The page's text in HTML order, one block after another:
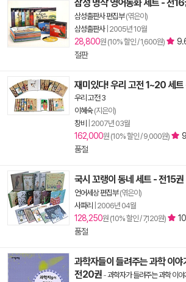
삼성 명작 영어동화 세트 - 전
삼성출판사 편집부(엮은이)
삼성출판사| 2005년 10월
28,800원 (10% 할인 / 1,600원)
절판
재미있다! 우리 고전 1~20 세
우리 고전 3
이혜숙(지은이)
창비
2007년 03월
162,000원 (10% 할인 / 9,000원)
품절
국시 꼬랭이 동네 세트 - 전15권
언어세상 편집부(엮은이)
사파리
2006년 04월
128,250원 (10% 할인 / 7,120원)
품절
과학자들이 들려주는 과학 이
전20권 -과학자가 들려주는 과학 이야